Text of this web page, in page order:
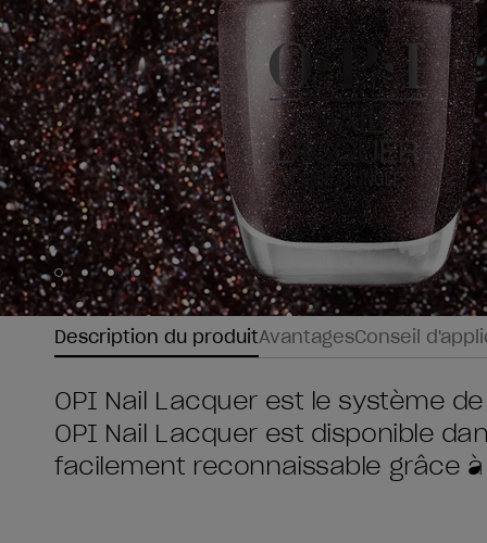
Skip to slide1
Skip to slide2
Skip to slide3
Skip to slide4
Description du produitAvantagesConseil
OPI Nail Lacquer est le système
OPI Nail Lacquer est disponible
facilement reconnaissable grâce